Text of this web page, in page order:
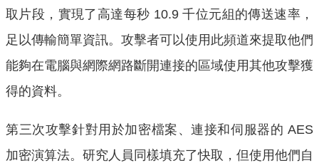
取片段，實現了高達每秒 10.9 千位元組的傳送速率，
足以傳輸簡單資訊。攻擊者可以使用此頻道來提取他們
能夠在電腦與網際網路斷開連接的區域使用其他攻擊獲
得的資料。
第三次攻擊針對用於加密檔案、連接和伺服器的 AES
加密演算法。研究人員同樣填充了快取，但使用他們自